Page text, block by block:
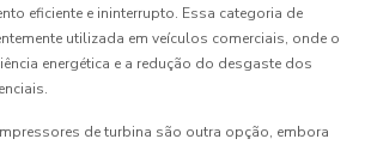
eficiente e ininterrupto. Essa categoria de
utilizada em veículos comerciais, onde o
energética e a redução do desgaste dos
de turbina são outra opção, embora